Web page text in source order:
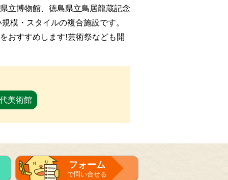
立博物館、徳島県立鳥居龍蔵記念
模・スタイルの複合施設です。
おすすめします!芸術祭なども開
美術館
フォーム
で問い合せる